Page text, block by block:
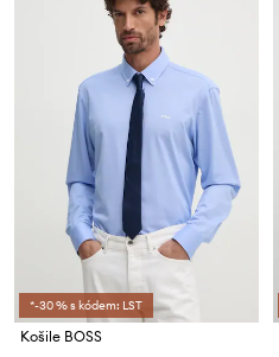
*-30 % s kódem: LST
Košile BOSS